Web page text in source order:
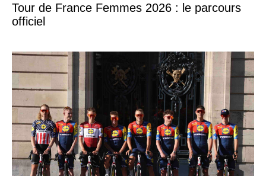
Tour de France Femmes 2026 : le parcours
officiel